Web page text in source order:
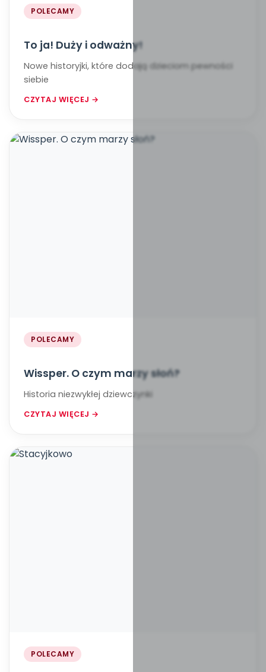
POLECAMY
To ja! Duży i odważny!
Nowe historyjki, które dodają dzieciom pewności
siebie
CZYTAJ WIĘCEJ →
POLECAMY
Wissper. O czym marzy słoń?
Historia niezwykłej dziewczynki
CZYTAJ WIĘCEJ →
POLECAMY